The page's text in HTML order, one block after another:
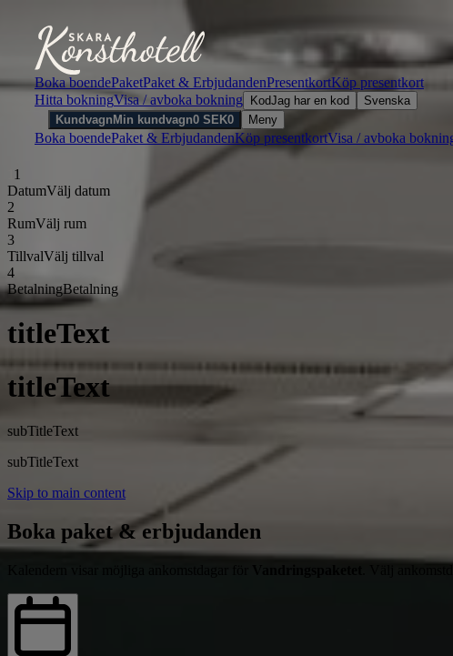
Boka boendePaketPaket & ErbjudandenPresentkortKöp presentkort
Hitta bokningVisa / avboka bokning KodJag har en kod
Svenska
Kundvagn Min kundvagn0 SEK0 Meny
Boka boendePaket & ErbjudandenKöp presentkortVisa / avboka
1
DatumVälj datum
2
RumVälj rum
3
TillvalVälj tillval
4
BetalningBetalning
titleText
titleText
subTitleText
subTitleText
Skip to main content
Boka paket & erbjudanden
. Välj